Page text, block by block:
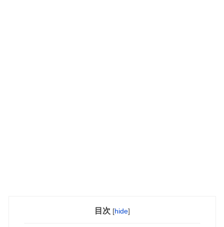
目次 [hide]